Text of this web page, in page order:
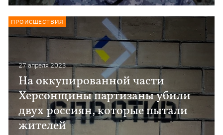
27 апреля 2023
На оккупированной части
Херсонщины партизаны убили
двух россиян, которые пытали
жителей
ПРОИСШЕСТВИЯ